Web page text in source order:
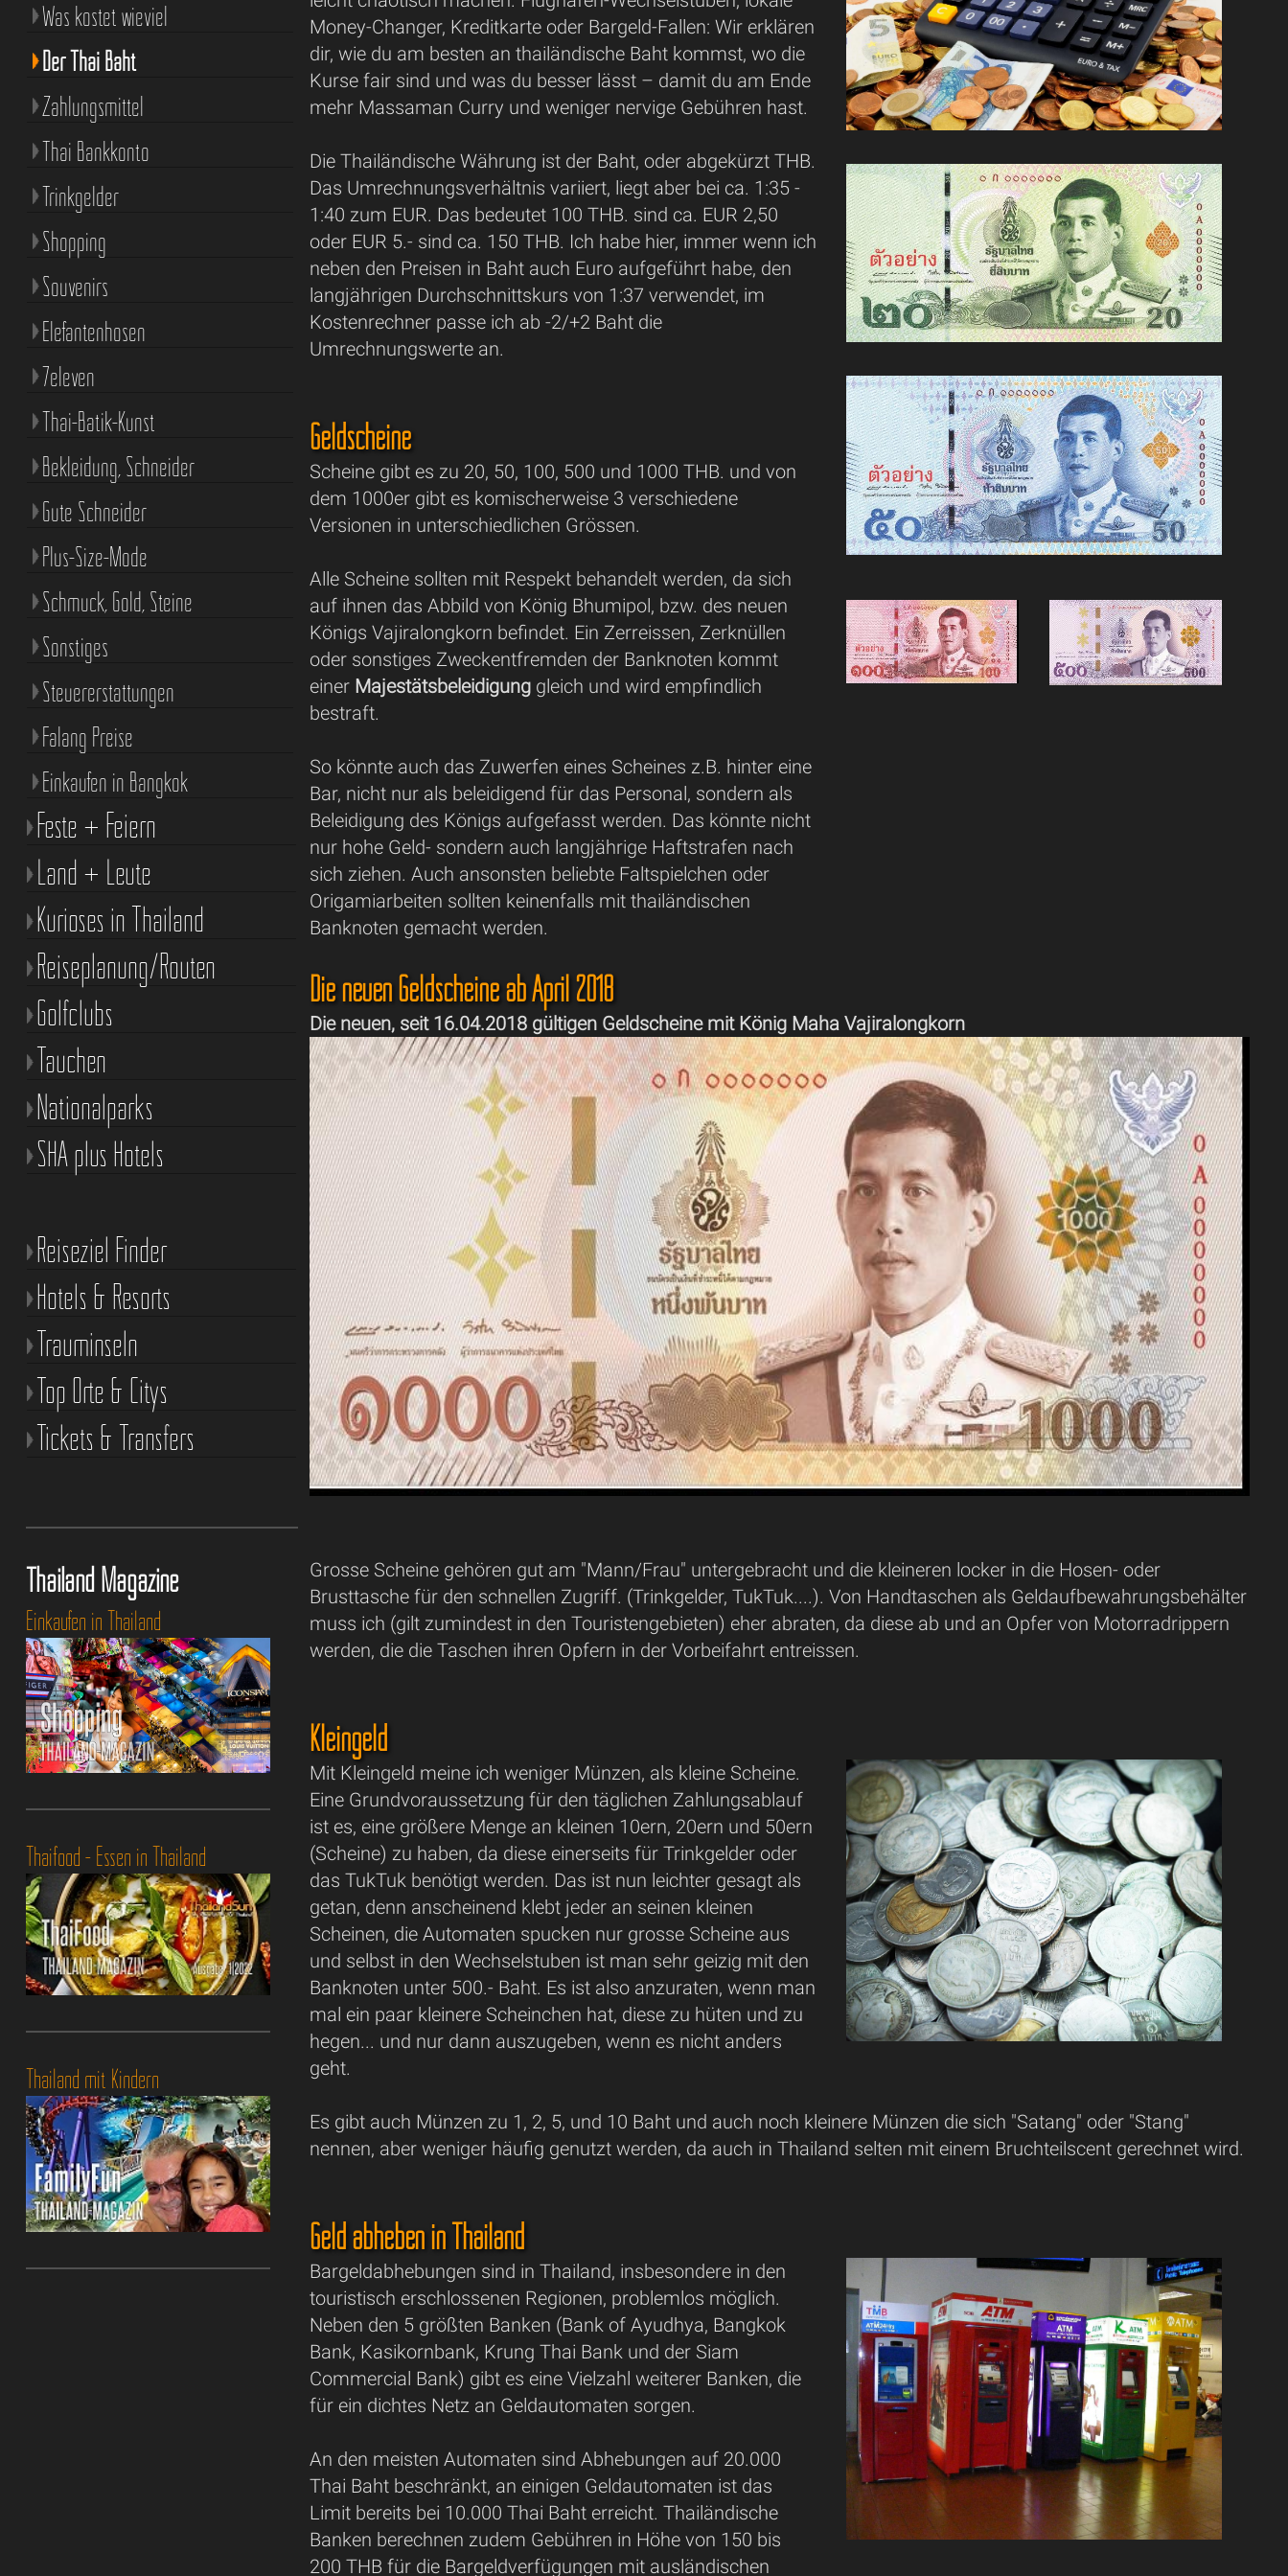
Money-Changer, Kreditkarte oder Bargeld-Fallen: Wir erklären
dir, wie du am besten an thailändische Baht kommst, wo die
Kurse fair sind und was du besser lässt – damit du am Ende
mehr Massaman Curry und weniger nervige Gebühren hast.
Die Thailändische Währung ist der Baht, oder abgekürzt THB.
Das Umrechnungsverhältnis variiert, liegt aber bei ca. 1:35 -
1:40 zum EUR. Das bedeutet 100 THB. sind ca. EUR 2,50
oder EUR 5.- sind ca. 150 THB. Ich habe hier, immer wenn ich
neben den Preisen in Baht auch Euro aufgeführt habe, den
langjährigen Durchschnittskurs von 1:37 verwendet, im
Kostenrechner passe ich ab -2/+2 Baht die
Umrechnungswerte an.
Geldscheine
Scheine gibt es zu 20, 50, 100, 500 und 1000 THB. und von
dem 1000er gibt es komischerweise 3 verschiedene
Versionen in unterschiedlichen Grössen.
Alle Scheine sollten mit Respekt behandelt werden, da sich
auf ihnen das Abbild von König Bhumipol, bzw. des neuen
Königs Vajiralongkorn befindet. Ein Zerreissen, Zerknüllen
oder sonstiges Zweckentfremden der Banknoten kommt
einer Majestätsbeleidigung gleich und wird empfindlich
bestraft.
So könnte auch das Zuwerfen eines Scheines z.B. hinter eine
Bar, nicht nur als beleidigend für das Personal, sondern als
Beleidigung des Königs aufgefasst werden. Das könnte nicht
nur hohe Geld- sondern auch langjährige Haftstrafen nach
sich ziehen. Auch ansonsten beliebte Faltspielchen oder
Origamiarbeiten sollten keinenfalls mit thailändischen
Banknoten gemacht werden.
Die neuen Geldscheine ab April 2018
Die neuen, seit 16.04.2018 gültigen Geldscheine mit König Maha Vajiralongkorn
Grosse Scheine gehören gut am "Mann/Frau" untergebracht und die kleineren locker in die Hosen- oder
Brusttasche für den schnellen Zugriff. (Trinkgelder, TukTuk....). Von Handtaschen als Geldaufbewahrungsbehälter
muss ich (gilt zumindest in den Touristengebieten) eher abraten, da diese ab und an Opfer von Motorradrippern
werden, die die Taschen ihren Opfern in der Vorbeifahrt entreissen.
Kleingeld
Mit Kleingeld meine ich weniger Münzen, als kleine Scheine.
Eine Grundvoraussetzung für den täglichen Zahlungsablauf
ist es, eine größere Menge an kleinen 10ern, 20ern und 50ern
(Scheine) zu haben, da diese einerseits für Trinkgelder oder
das TukTuk benötigt werden. Das ist nun leichter gesagt als
getan, denn anscheinend klebt jeder an seinen kleinen
Scheinen, die Automaten spucken nur grosse Scheine aus
und selbst in den Wechselstuben ist man sehr geizig mit den
Banknoten unter 500.- Baht. Es ist also anzuraten, wenn man
mal ein paar kleinere Scheinchen hat, diese zu hüten und zu
hegen... und nur dann auszugeben, wenn es nicht anders
geht.
Es gibt auch Münzen zu 1, 2, 5, und 10 Baht und auch noch kleinere Münzen die sich "Satang" oder "Stang"
nennen, aber weniger häufig genutzt werden, da auch in Thailand selten mit einem Bruchteilscent gerechnet wird.
Geld abheben in Thailand
Bargeldabhebungen sind in Thailand, insbesondere in den
touristisch erschlossenen Regionen, problemlos möglich.
Neben den 5 größten Banken (Bank of Ayudhya, Bangkok
Bank, Kasikornbank, Krung Thai Bank und der Siam
Commercial Bank) gibt es eine Vielzahl weiterer Banken, die
für ein dichtes Netz an Geldautomaten sorgen.
An den meisten Automaten sind Abhebungen auf 20.000
Thai Baht beschränkt, an einigen Geldautomaten ist das
Limit bereits bei 10.000 Thai Baht erreicht. Thailändische
Banken berechnen zudem Gebühren in Höhe von 150 bis
200 THB für die Bargeldverfügungen mit ausländischen
Was kostet wieviel
Der Thai Baht
Zahlungsmittel
Thai Bankkonto
Trinkgelder
Shopping
Souvenirs
Elefantenhosen
7eleven
Thai-Batik-Kunst
Bekleidung, Schneider
Gute Schneider
Plus-Size-Mode
Schmuck, Gold, Steine
Sonstiges
Steuererstattungen
Falang Preise
Einkaufen in Bangkok
Feste + Feiern
Land + Leute
Kurioses in Thailand
Reiseplanung/Routen
Golfclubs
Tauchen
Nationalparks
SHA plus Hotels
Reiseziel Finder
Hotels & Resorts
Trauminseln
Top Orte & Citys
Tickets & Transfers
Thailand Magazine
Einkaufen in Thailand
Thaifood - Essen in Thailand
Thailand mit Kindern